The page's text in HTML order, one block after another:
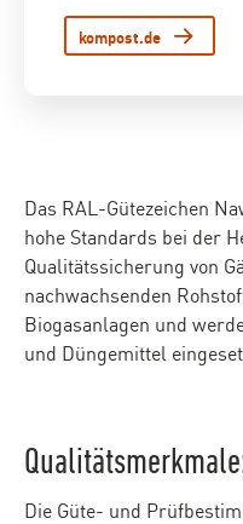
kompost.de
Das RAL-Gütezeichen
hohe Standards bei der
Qualitätssicherung von
nachwachsenden
Biogasanlagen und
und Düngemittel
Die Güte- und